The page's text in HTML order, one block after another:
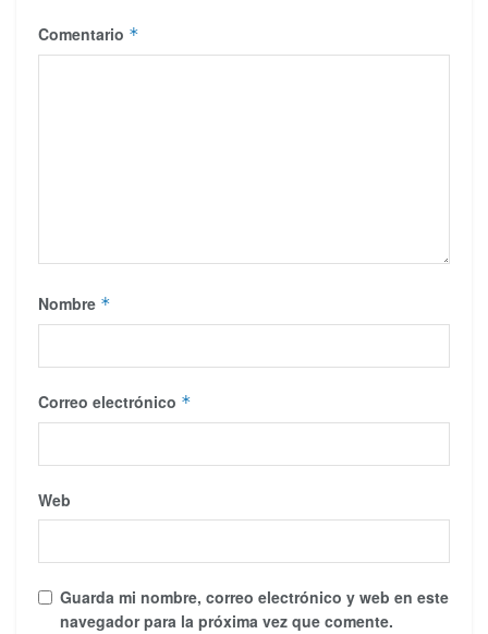
Comentario *
Nombre *
Correo electrónico *
Web
Guarda mi nombre, correo electrónico y web en este
navegador para la próxima vez que comente.